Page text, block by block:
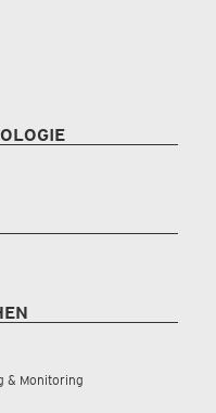
& Monitoring